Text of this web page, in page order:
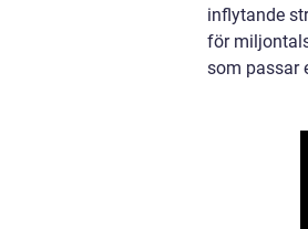
inflytande
för
som passar